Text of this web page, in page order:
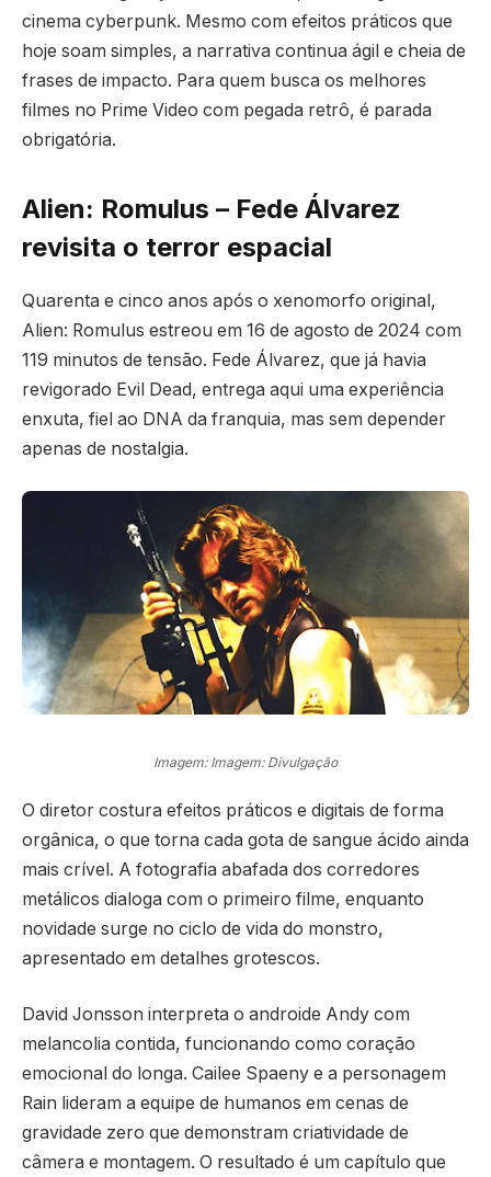
cinema cyberpunk. Mesmo com efeitos práticos que
hoje soam simples, a narrativa continua ágil e cheia de
frases de impacto. Para quem busca os melhores
filmes no Prime Video com pegada retrô, é parada
obrigatória.
Alien: Romulus – Fede Álvarez
revisita o terror espacial
Quarenta e cinco anos após o xenomorfo original,
Alien: Romulus estreou em 16 de agosto de 2024 com
119 minutos de tensão. Fede Álvarez, que já havia
revigorado Evil Dead, entrega aqui uma experiência
enxuta, fiel ao DNA da franquia, mas sem depender
apenas de nostalgia.
Imagem: Imagem: Divulgação
O diretor costura efeitos práticos e digitais de forma
orgânica, o que torna cada gota de sangue ácido ainda
mais crível. A fotografia abafada dos corredores
metálicos dialoga com o primeiro filme, enquanto
novidade surge no ciclo de vida do monstro,
apresentado em detalhes grotescos.
David Jonsson interpreta o androide Andy com
melancolia contida, funcionando como coração
emocional do longa. Cailee Spaeny e a personagem
Rain lideram a equipe de humanos em cenas de
gravidade zero que demonstram criatividade de
câmera e montagem. O resultado é um capítulo que